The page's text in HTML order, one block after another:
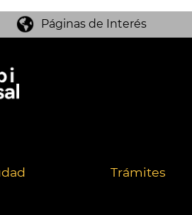
Páginas de Interés
Trámites